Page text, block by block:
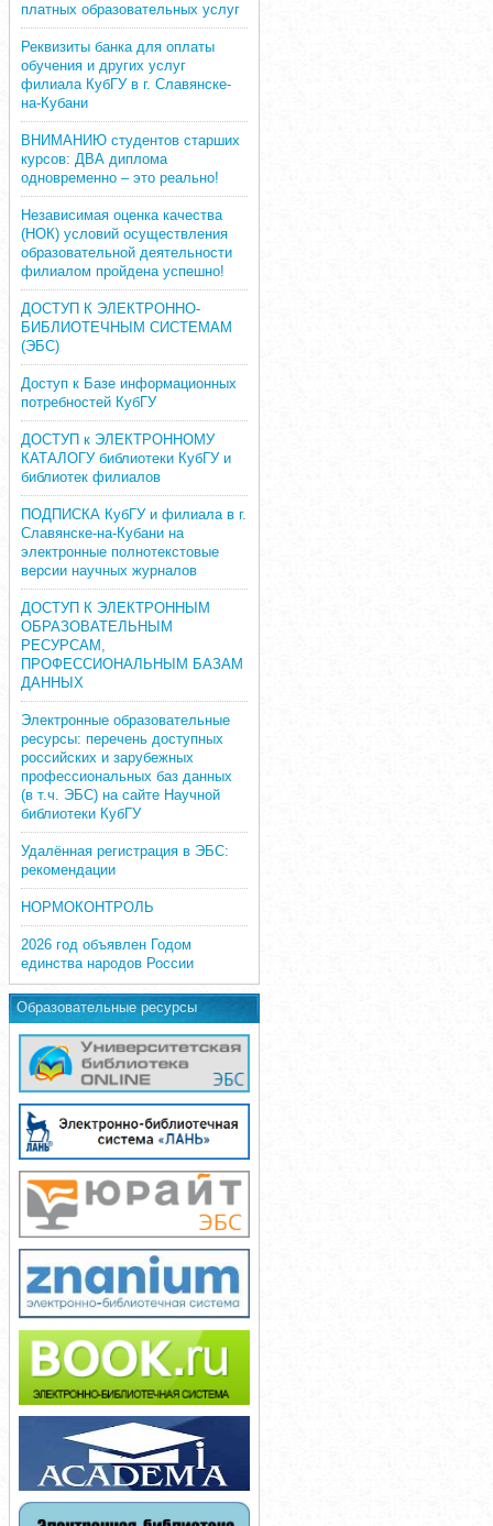
платных образовательных услуг
Реквизиты банка для оплаты
обучения и других услуг
филиала КубГУ в г. Славянске-
на-Кубани
ВНИМАНИЮ студентов старших
курсов: ДВА диплома
одновременно – это реально!
Независимая оценка качества
(НОК) условий осуществления
образовательной деятельности
филиалом пройдена успешно!
ДОСТУП К ЭЛЕКТРОННО-
БИБЛИОТЕЧНЫМ СИСТЕМАМ
(ЭБС)
Доступ к Базе информационных
потребностей КубГУ
ДОСТУП к ЭЛЕКТРОННОМУ
КАТАЛОГУ библиотеки КубГУ и
библиотек филиалов
ПОДПИСКА КубГУ и филиала в г.
Славянске-на-Кубани на
электронные полнотекстовые
версии научных журналов
ДОСТУП К ЭЛЕКТРОННЫМ
ОБРАЗОВАТЕЛЬНЫМ
РЕСУРСАМ,
ПРОФЕССИОНАЛЬНЫМ БАЗАМ
ДАННЫХ
Электронные образовательные
ресурсы: перечень доступных
российских и зарубежных
профессиональных баз данных
(в т.ч. ЭБС) на сайте Научной
библиотеки КубГУ
Удалённая регистрация в ЭБС:
рекомендации
НОРМОКОНТРОЛЬ
2026 год объявлен Годом
единства народов России
Образовательные ресурсы